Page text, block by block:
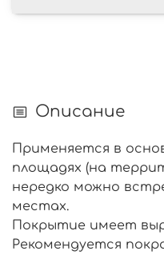
Описание
Применяется в
площадях (на
нередко можно
местах.
Покрытие имеет
Рекомендуется